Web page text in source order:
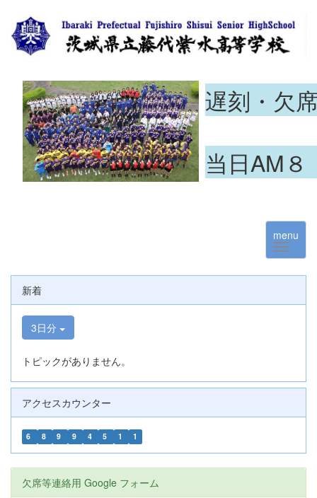
遅刻・欠
当日AM
menu
新着
3日分
トピックがありません。
アクセスカウンター
6 8 9 9 4 5 1 1
欠席等連絡用 Google フォーム